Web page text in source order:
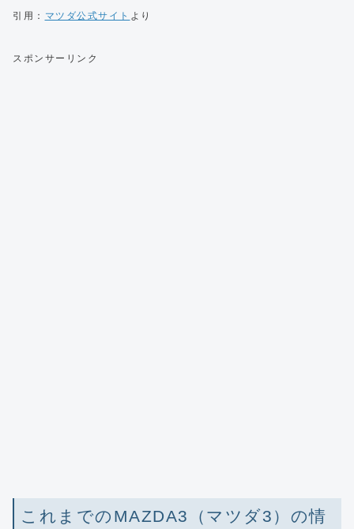
引用： マツダ公式サイト より
スポンサーリンク
これまでのMAZDA3（マツダ3）の情